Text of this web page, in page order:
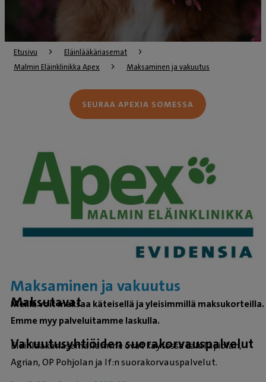
Etusivu
Eläinlääkäriasemat
Malmin Eläinklinikka Apex
Maksaminen ja vakuutus
Maksaminen ja vakuutus
Maksutavat
Meillä voit maksaa käteisellä ja yleisimmillä maksukorteilla.
Emme myy palveluitamme laskulla.
Vakuutusyhtiöiden suorakorvauspalvelut
Eläinlääkäriasemallamme ovat käytössä LähiTapiolan,
Agrian, OP Pohjolan ja If:n suorakorvauspalvelut.
SEURAA APEXIA SOMESSA